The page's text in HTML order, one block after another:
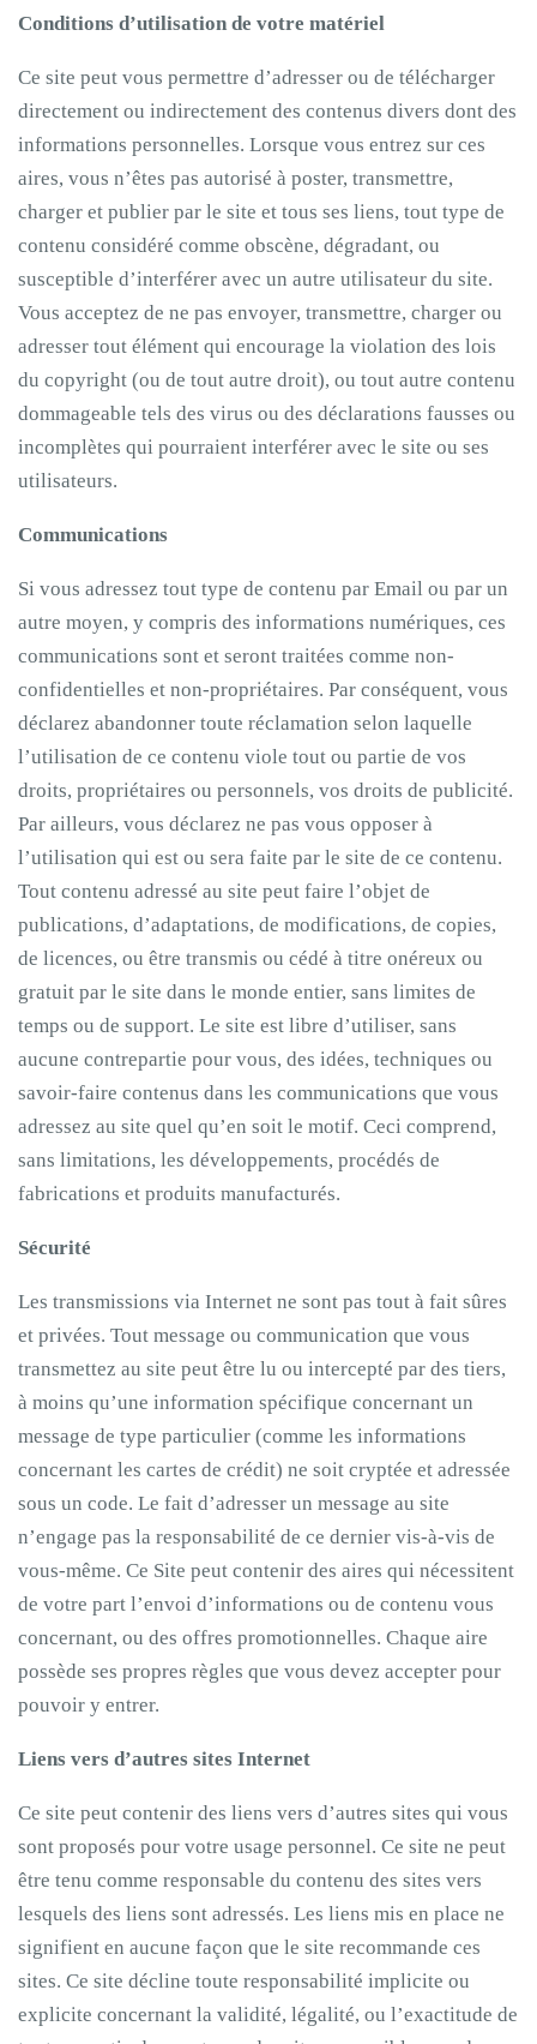
Conditions d’utilisation de votre matériel
Ce site peut vous permettre d’adresser ou de télécharger
directement ou indirectement des contenus divers dont des
informations personnelles. Lorsque vous entrez sur ces
aires, vous n’êtes pas autorisé à poster, transmettre,
charger et publier par le site et tous ses liens, tout type de
contenu considéré comme obscène, dégradant, ou
susceptible d’interférer avec un autre utilisateur du site.
Vous acceptez de ne pas envoyer, transmettre, charger ou
adresser tout élément qui encourage la violation des lois
du copyright (ou de tout autre droit), ou tout autre contenu
dommageable tels des virus ou des déclarations fausses ou
incomplètes qui pourraient interférer avec le site ou ses
utilisateurs.
Communications
Si vous adressez tout type de contenu par Email ou par un
autre moyen, y compris des informations numériques, ces
communications sont et seront traitées comme non-
confidentielles et non-propriétaires. Par conséquent, vous
déclarez abandonner toute réclamation selon laquelle
l’utilisation de ce contenu viole tout ou partie de vos
droits, propriétaires ou personnels, vos droits de publicité.
Par ailleurs, vous déclarez ne pas vous opposer à
l’utilisation qui est ou sera faite par le site de ce contenu.
Tout contenu adressé au site peut faire l’objet de
publications, d’adaptations, de modifications, de copies,
de licences, ou être transmis ou cédé à titre onéreux ou
gratuit par le site dans le monde entier, sans limites de
temps ou de support. Le site est libre d’utiliser, sans
aucune contrepartie pour vous, des idées, techniques ou
savoir-faire contenus dans les communications que vous
adressez au site quel qu’en soit le motif. Ceci comprend,
sans limitations, les développements, procédés de
fabrications et produits manufacturés.
Sécurité
Les transmissions via Internet ne sont pas tout à fait sûres
et privées. Tout message ou communication que vous
transmettez au site peut être lu ou intercepté par des tiers,
à moins qu’une information spécifique concernant un
message de type particulier (comme les informations
concernant les cartes de crédit) ne soit cryptée et adressée
sous un code. Le fait d’adresser un message au site
n’engage pas la responsabilité de ce dernier vis-à-vis de
vous-même. Ce Site peut contenir des aires qui nécessitent
de votre part l’envoi d’informations ou de contenu vous
concernant, ou des offres promotionnelles. Chaque aire
possède ses propres règles que vous devez accepter pour
pouvoir y entrer.
Liens vers d’autres sites Internet
Ce site peut contenir des liens vers d’autres sites qui vous
sont proposés pour votre usage personnel. Ce site ne peut
être tenu comme responsable du contenu des sites vers
lesquels des liens sont adressés. Les liens mis en place ne
signifient en aucune façon que le site recommande ces
sites. Ce site décline toute responsabilité implicite ou
explicite concernant la validité, légalité, ou l’exactitude de